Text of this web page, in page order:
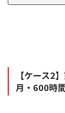
【ケース2
月・600時